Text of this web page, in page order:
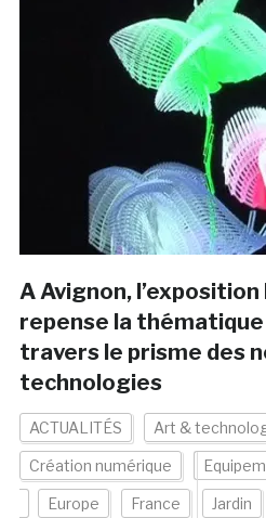
A Avignon, l’exposition
repense la thématique
travers le prisme des
technologies
ACTUALITÉS Art &
Création numérique
Europe France Jardin